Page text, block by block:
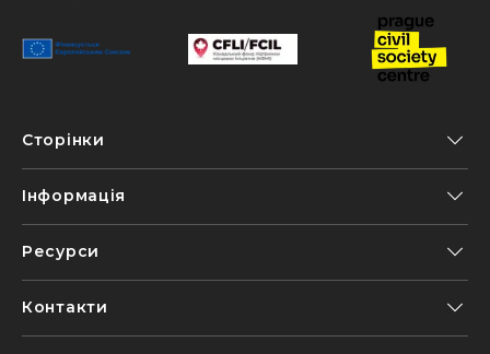
Сторінки
Інформація
Ресурси
Контакти